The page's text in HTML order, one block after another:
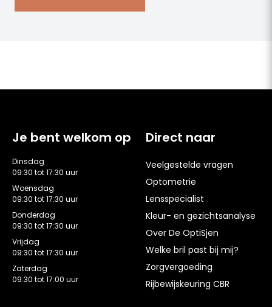
Je bent welkom op
Dinsdag
09:30 tot 17:30 uur
Woensdag
09:30 tot 17:30 uur
Donderdag
09:30 tot 17:30 uur
Vrijdag
09:30 tot 17:30 uur
Zaterdag
09:30 tot 17:00 uur
Direct naar
Veelgestelde vragen
Optometrie
Lensspecialist
Kleur- en gezichtsanalyse
Over De OptiSjen
Welke bril past bij mij?
Zorgvergoeding
Rijbewijskeuring CBR